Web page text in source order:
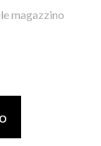
magazzino